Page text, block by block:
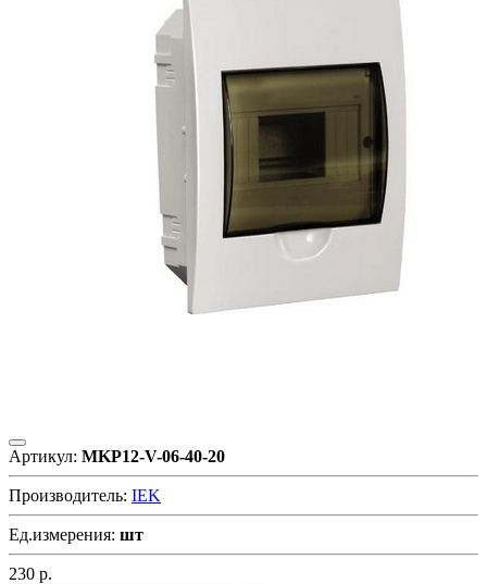
Артикул: MKP12-V-06-40-20
Производитель: IEK
Ед.измерения: шт
230 р.